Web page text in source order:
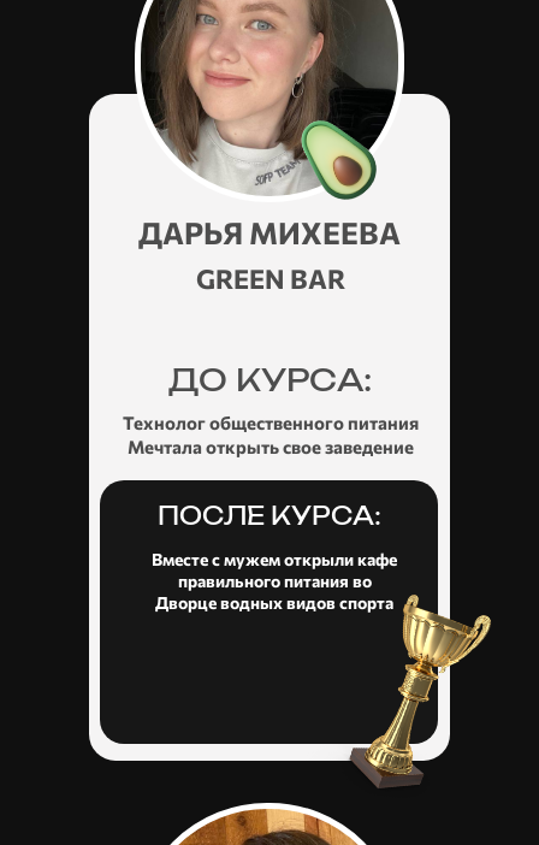
ДАРЬЯ МИХЕЕВА
ДО КУРСА:
Технолог общественного питания
Мечтала открыть свое заведение
ПОСЛЕ КУРСА:
GREEN BAR
Вместе с мужем открыли кафе
правильного питания во
Дворце водных видов спорта